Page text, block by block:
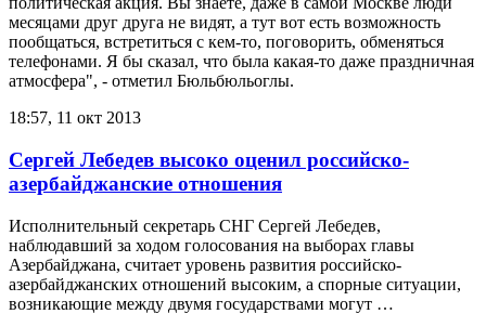
месяцами друг друга не видят, а тут вот есть возможность
пообщаться, встретиться с кем-то, поговорить, обменяться
телефонами. Я бы сказал, что была какая-то даже праздничная
атмосфера", - отметил Бюльбюльоглы.
18:57, 11 окт 2013
Сергей Лебедев высоко оценил российско-
азербайджанские отношения
Исполнительный секретарь СНГ Сергей Лебедев,
наблюдавший за ходом голосования на выборах главы
Азербайджана, считает уровень развития российско-
азербайджанских отношений высоким, а спорные ситуации,
возникающие между двумя государствами могут …